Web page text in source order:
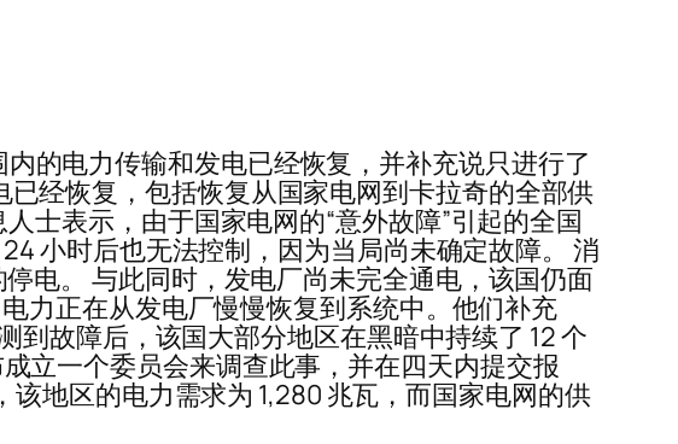
的电力传输和发电已经恢复，并补充说只进行了
经恢复，包括恢复从国家电网到卡拉奇的全部供
士表示，由于国家电网的“意外故障”引起的全国
小时后也无法控制，因为当局尚未确定故障。 消
电。 与此同时，发电厂尚未完全通电，该国仍面
力正在从发电厂慢慢恢复到系统中。他们补充
到故障后，该国大部分地区在黑暗中持续了 12 个
立一个委员会来调查此事，并在四天内提交报
该地区的电力需求为 1,280 兆瓦，而国家电网的供